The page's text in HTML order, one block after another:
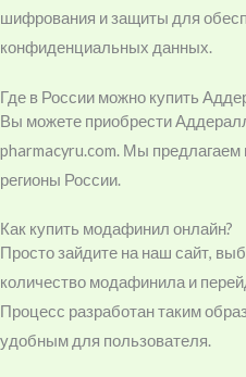
шифрования и защиты для
конфиденциальных данных.
Где в России можно купить
Вы можете приобрести
pharmacyru.com. Мы предлагаем
регионы России.
Как купить модафинил онлайн?
Просто зайдите на наш сайт,
количество модафинила и
Процесс разработан таким
удобным для пользователя.